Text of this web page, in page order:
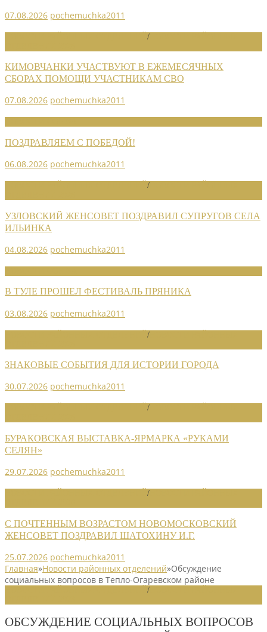
07.08.2026 pochemuchka2011
/
КИМОВЧАНКИ УЧАСТВУЮТ В ЕЖЕМЕСЯЧНЫХ
СБОРАХ ПОМОЩИ УЧАСТНИКАМ СВО
07.08.2026 pochemuchka2011
ПОЗДРАВЛЯЕМ С ПОБЕДОЙ!
06.08.2026 pochemuchka2011
/
УЗЛОВСКИЙ ЖЕНСОВЕТ ПОЗДРАВИЛ СУПРУГОВ СЕЛА
ИЛЬИНКА
04.08.2026 pochemuchka2011
В ТУЛЕ ПРОШЕЛ ФЕСТИВАЛЬ ПРЯНИКА
03.08.2026 pochemuchka2011
/
ЗНАКОВЫЕ СОБЫТИЯ ДЛЯ ИСТОРИИ ГОРОДА
30.07.2026 pochemuchka2011
/
БУРАКОВСКАЯ ВЫСТАВКА-ЯРМАРКА «РУКАМИ
СЕЛЯН»
29.07.2026 pochemuchka2011
/
С ПОЧТЕННЫМ ВОЗРАСТОМ НОВОМОСКОВСКИЙ
ЖЕНСОВЕТ ПОЗДРАВИЛ ШАТОХИНУ И.Г.
25.07.2026 pochemuchka2011
Главная»Новости районных отделений»Обсуждение
социальных вопросов в Тепло-Огаревском районе
/
ОБСУЖДЕНИЕ СОЦИАЛЬНЫХ ВОПРОСОВ